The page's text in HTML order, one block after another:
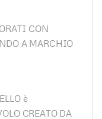
CON
A MARCHIO
è
CREATO DA